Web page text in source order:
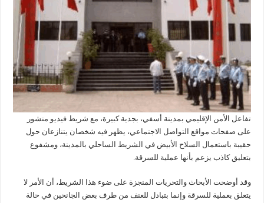
تفاعل الأمن الإقليمي بمدينة أسفي، بجدية كبيرة، مع شريط فيديو منشور
على صفحات مواقع التواصل الاجتماعي، يظهر فيه شخصان يتنازعان حول
حقيبة باستعمال السلاح الأبيض في الشريط الساحلي بالمدينة، ومشفوع
بتعليق كاذب يزعم بأنها عملية للسرقة.
وقد أوضحت الأبحاث والتحريات المنجزة على ضوء هذا الشريط، أن الأمر لا
يتعلق بعملية للسرقة وإنما بتبادل للعنف من طرف بعض الجانحين في حالة